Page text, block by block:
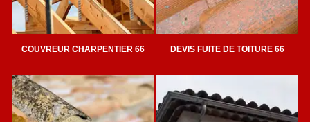
COUVREUR CHARPENTIER 66 DEVIS FUITE DE TOITURE 66